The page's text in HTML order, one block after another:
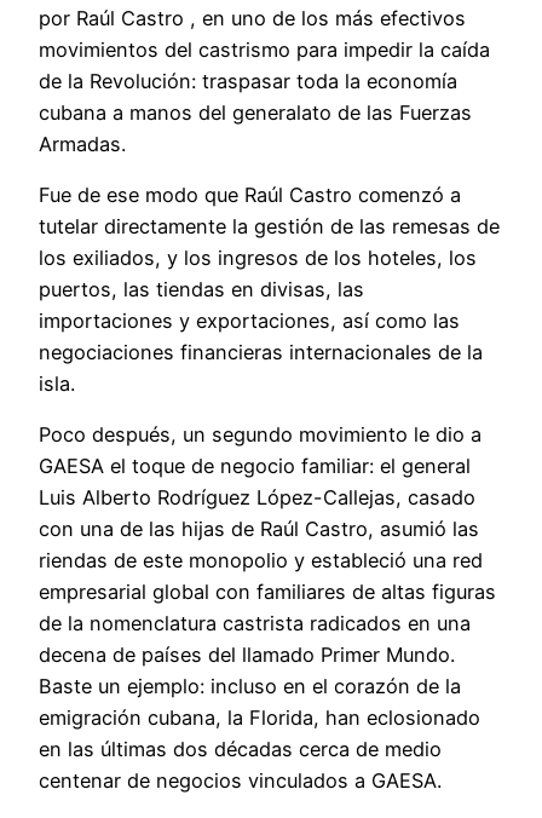
por Raúl Castro , en uno de los más efectivos
movimientos del castrismo para impedir la caída
de la Revolución: traspasar toda la economía
cubana a manos del generalato de las Fuerzas
Armadas.
Fue de ese modo que Raúl Castro comenzó a
tutelar directamente la gestión de las remesas de
los exiliados, y los ingresos de los hoteles, los
puertos, las tiendas en divisas, las
importaciones y exportaciones, así como las
negociaciones financieras internacionales de la
isla.
Poco después, un segundo movimiento le dio a
GAESA el toque de negocio familiar: el general
Luis Alberto Rodríguez López-Callejas, casado
con una de las hijas de Raúl Castro, asumió las
riendas de este monopolio y estableció una red
empresarial global con familiares de altas figuras
de la nomenclatura castrista radicados en una
decena de países del llamado Primer Mundo.
Baste un ejemplo: incluso en el corazón de la
emigración cubana, la Florida, han eclosionado
en las últimas dos décadas cerca de medio
centenar de negocios vinculados a GAESA.